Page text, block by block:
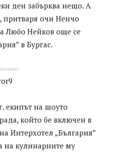
ден забърква нещо. А
притваря очи Ненчо
Любо Нейков още се
в Бургас.
-
екипът на шоуто
който бе включен в
Интерхотел „България”
на кулинарните му